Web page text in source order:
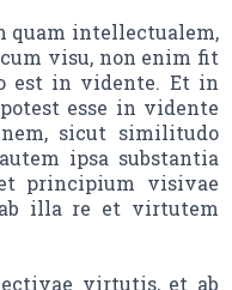
quam intellectualem,
visu, non enim fit
est in vidente. Et in
esse in vidente
sicut similitudo
ipsa substantia
principium visivae
illa re et virtutem
virtutis, et ab